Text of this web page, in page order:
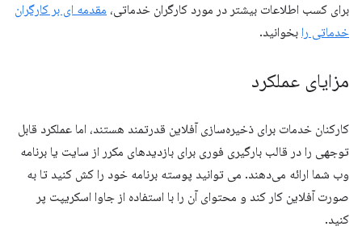
برای کسب اطلاعات بیشتر در مورد کارگران خدماتی، مقدمه ای بر کارگران
خدماتی را بخوانید.
مزایای عملکرد
کارکنان خدمات برای ذخیره‌سازی آفلاین قدرتمند هستند، اما عملکرد قابل
توجهی را در قالب بارگیری فوری برای بازدیدهای مکرر از سایت یا برنامه
وب شما ارائه می‌دهند. می توانید پوسته برنامه خود را کش کنید تا به
صورت آفلاین کار کند و محتوای آن را با استفاده از جاوا اسکریپت پر
کنید.